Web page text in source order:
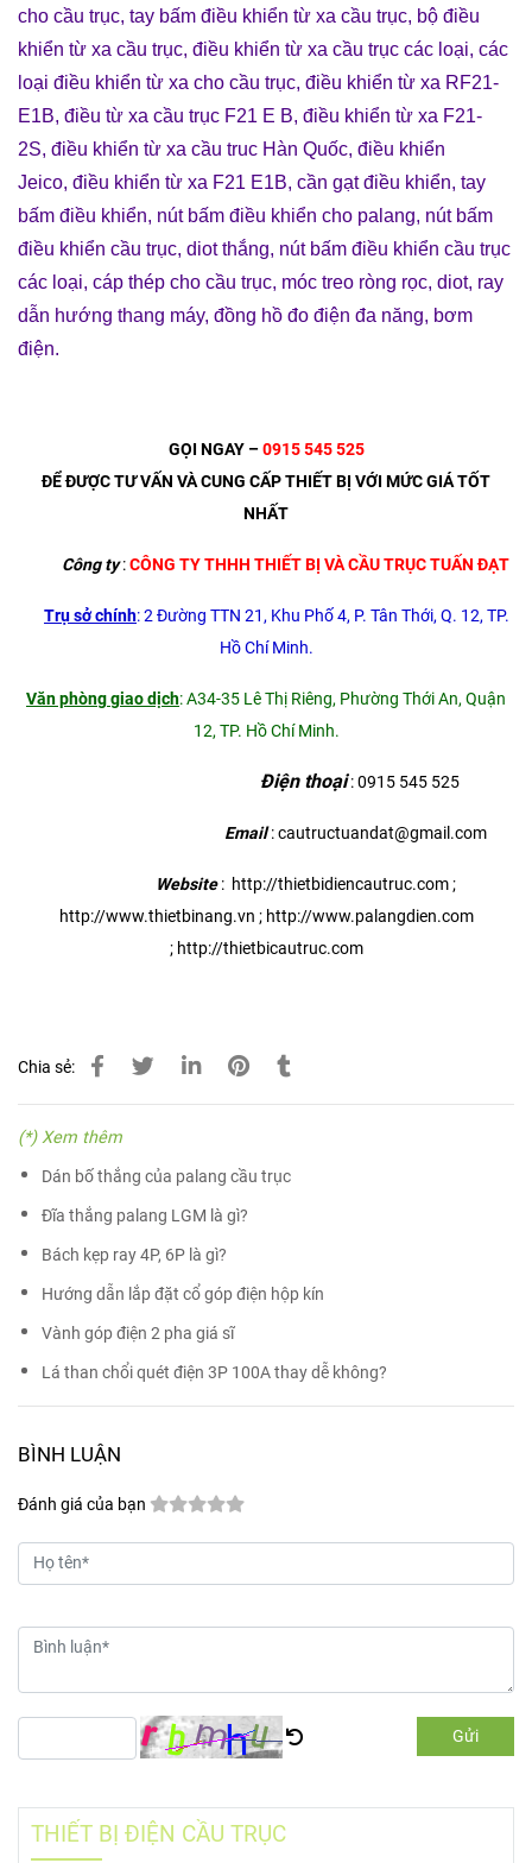
cho cầu trục, tay bấm điều khiển từ xa cầu trục, bộ điều
khiển từ xa cầu trục, điều khiển từ xa cầu trục các loại, các
loại điều khiển từ xa cho cầu trục, điều khiển từ xa RF21-
E1B, điều từ xa cầu trục F21 E B, điều khiển từ xa F21-
2S, điều khiển từ xa cầu truc Hàn Quốc, điều khiển
Jeico, điều khiển từ xa F21 E1B, cần gạt điều khiển, tay
bấm điều khiển, nút bấm điều khiển cho palang, nút bấm
điều khiển cầu trục, diot thắng, nút bấm điều khiển cầu trục
các loại, cáp thép cho cầu trục, móc treo ròng rọc, diot, ray
dẫn hướng thang máy, đồng hồ đo điện đa năng, bơm
điện.
GỌI NGAY –0915 545 525
ĐỂ ĐƯỢC TƯ VẤN VÀ CUNG CẤP THIẾT BỊ VỚI MỨC GIÁ TỐT
NHẤT
Công ty:CÔNG TY THHH THIẾT BỊ VÀ CẦU TRỤC TUẤN ĐẠT
Trụ sở chính: 2 Đường TTN 21, Khu Phố 4, P. Tân Thới, Q. 12, TP.
Hồ Chí Minh.
Văn phòng giao dịch: A34-35 Lê Thị Riêng, Phường Thới An, Quận
12, TP. Hồ Chí Minh.
Điện thoại: 0915 545 525
Email: cautructuandat@gmail.com
Website: http://thietbidiencautruc.com;
http://www.thietbinang.vn ; http://www.palangdien.com
; http://thietbicautruc.com
Chia sẻ:
(*) Xem thêm
Dán bố thắng của palang cầu trục
Đĩa thắng palang LGM là gì?
Bách kẹp ray 4P, 6P là gì?
Hướng dẫn lắp đặt cổ góp điện hộp kín
Vành góp điện 2 pha giá sĩ
Lá than chổi quét điện 3P 100A thay dễ không?
BÌNH LUẬN
Đánh giá của bạn
Gửi
THIẾT BỊ ĐIỆN CẦU TRỤC